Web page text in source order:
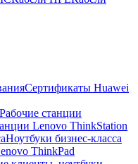
Сертификаты Huawei
Рабочие станции
Lenovo ThinkStation
Ноутбуки бизнес-класса
ThinkPad